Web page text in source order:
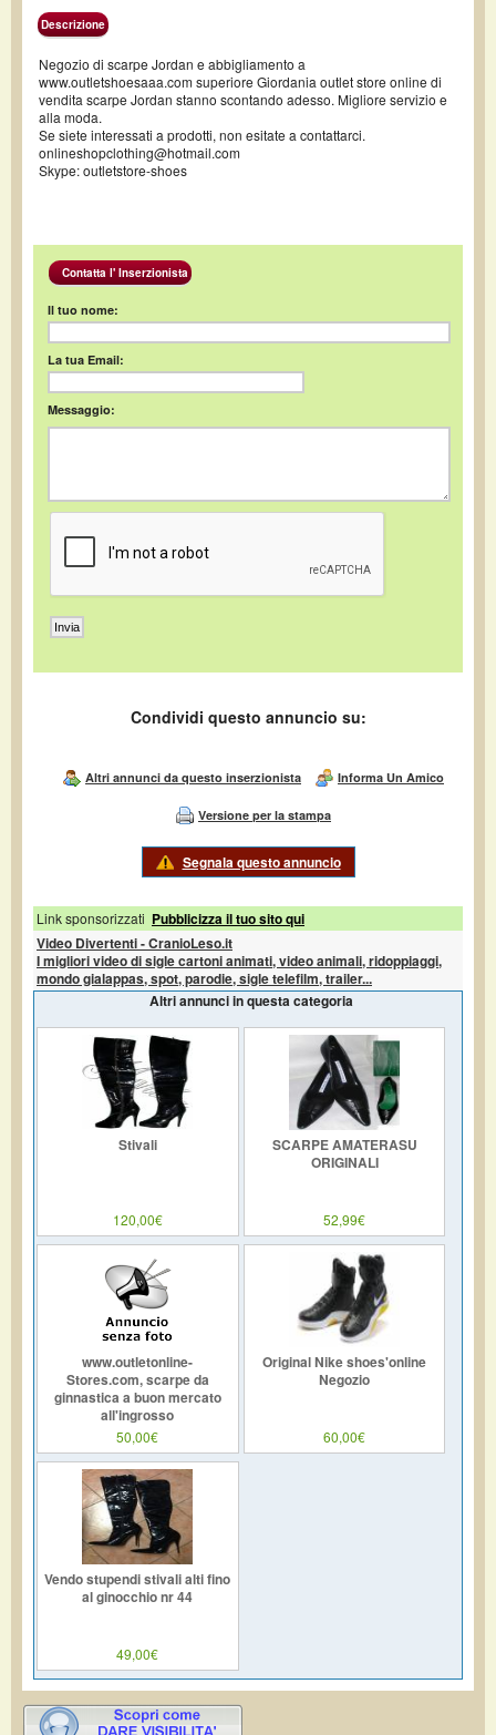
Descrizione
Negozio di scarpe Jordan e abbigliamento a
www.outletshoesaaa.com superiore Giordania outlet store online di
vendita scarpe Jordan stanno scontando adesso. Migliore servizio e
alla moda.
Se siete interessati a prodotti, non esitate a contattarci.
onlineshopclothing@hotmail.com
Skype: outletstore-shoes
Contatta l' Inserzionista
Il tuo nome:
La tua Email:
Messaggio:
Condividi questo annuncio su:
Altri annunci da questo inserzionista Informa Un Amico
Versione per la stampa
Segnala questo annuncio
Link sponsorizzati Pubblicizza il tuo sito qui
Video Divertenti - CranioLeso.it
I migliori video di sigle cartoni animati, video animali, ridoppiaggi,
mondo gialappas, spot, parodie, sigle telefilm, trailer...
Altri annunci in questa categoria
Stivali
120,00€
SCARPE AMATERASU
ORIGINALI
52,99€
www.outletonline-
Stores.com, scarpe da
ginnastica a buon mercato
all'ingrosso
50,00€
Original Nike shoes'online
Negozio
60,00€
Vendo stupendi stivali alti fino
al ginocchio nr 44
49,00€